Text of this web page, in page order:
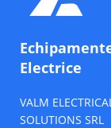
Electrice
VALM
SOLUTIONS SRL